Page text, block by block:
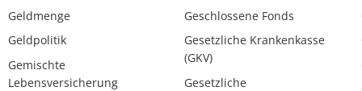
Geldmenge
Geldpolitik
Gemischte
Lebensversicherung
Geschlossene Fonds
Gesetzliche Krankenkasse
(GKV)
Gesetzliche